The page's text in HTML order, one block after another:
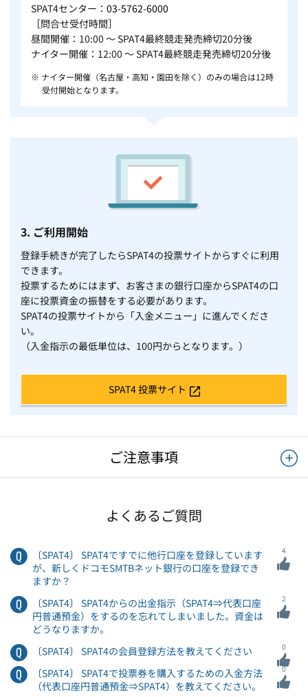
SPAT4センター： 03-5762-6000
［問合せ受付時間］
昼間開催：10:00 ～ SPAT4最終競走発売締切20分後
ナイター開催：12:00 ～ SPAT4最終競走発売締切20分後
※ ナイター開催（名古屋・高知・園田を除く）のみの場合は12時
受付開始となります。
3. ご利用開始
登録手続きが完了したらSPAT4の投票サイトからすぐに利用
できます。
投票するためにはまず、お客さまの銀行口座からSPAT4の口
座に投票資金の振替をする必要があります。
SPAT4の投票サイトから「入金メニュー」に進んでくださ
い。
（入金指示の最低単位は、100円からとなります。）
SPAT4 投票サイト
ご注意事項
よくあるご質問
〔SPAT4〕 SPAT4ですでに他行口座を登録しています
が、新しくドコモSMTBネット銀行の口座を登録でき
ますか？
4
〔SPAT4〕 SPAT4からの出金指示（SPAT4⇒代表口座
円普通預金）をするのを忘れてしまいました。資金は
どうなりますか。
2
〔SPAT4〕 SPAT4の会員登録方法を教えてください 0
〔SPAT4〕 SPAT4で投票券を購入するための入金方法
（代表口座円普通預金⇒SPAT4）を教えてください。
0